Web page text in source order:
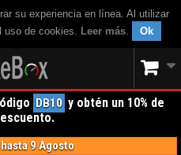
su experiencia en línea. Al utilizar
uso de cookies. Leer más. Ok
DB10 y obtén un 10% de
9 Agosto